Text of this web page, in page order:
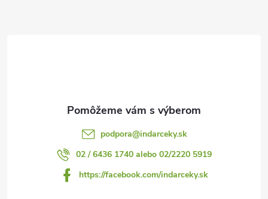
podpora@indarceky.sk
02 / 6436 1740 alebo 02/2220 5919
https://facebook.com/indarceky.sk